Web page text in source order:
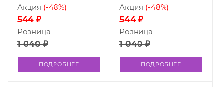
544 ₽
Акция (-48%)
1 040 ₽
Розница
ПОДРОБНЕЕ
544 ₽
Акция (-48%)
1 040 ₽
Розница
ПОДРОБНЕЕ